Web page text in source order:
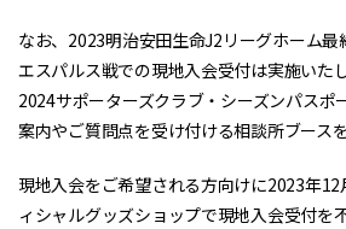
なお、2023明治安田生命J2リーグホーム
エスパルス戦での現地入会受付は実施いた
2024サポーターズクラブ・シーズンパスポ
案内やご質問点を受け付ける相談所ブース
現地入会をご希望される方向けに2023年12
ィシャルグッズショップで現地入会受付を